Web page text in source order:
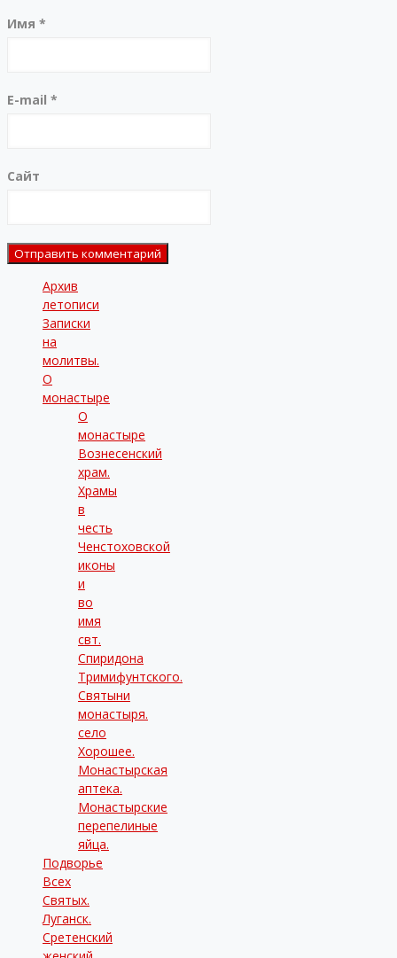
Имя *
E-mail *
Сайт
Архив
летописи
Записки
на
молитвы.
О
монастыре
О
монастыре
Вознесенский
храм.
Храмы
в
честь
Ченстоховской
иконы
и
во
имя
свт.
Спиридона
Тримифунтского.
Святыни
монастыря.
село
Хорошее.
Монастырская
аптека.
Монастырские
перепелиные
яйца.
Подворье
Всех
Святых.
Луганск.
Сретенский